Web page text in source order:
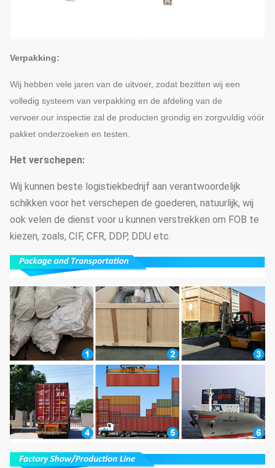
Verpakking:
Wij hebben vele jaren van de uitvoer, zodat bezitten wij een
volledig systeem van verpakking en de afdeling van de
vervoer.our inspectie zal de producten grondig en zorgvuldig vóór
pakket onderzoeken en testen.
Het verschepen:
Wij kunnen beste logistiekbedrijf aan verantwoordelijk
schikken voor het verschepen de goederen, natuurlijk, wij
ook velen de dienst voor u kunnen verstrekken om FOB te
kiezen, zoals, CIF, CFR, DDP, DDU etc.